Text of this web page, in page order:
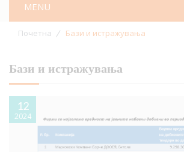
MENU
Почетна Бази и истражувања
Бази и истражувања
12
2024